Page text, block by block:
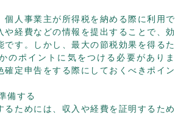
個人事業主が所得税を納める際に利用で
や経費などの情報を提出することで、効
です。しかし、最大の節税効果を得るた
のポイントに気をつける必要がありま
確定申告をする際にしておくべきポイン
備する
るためには、収入や経費を証明するため